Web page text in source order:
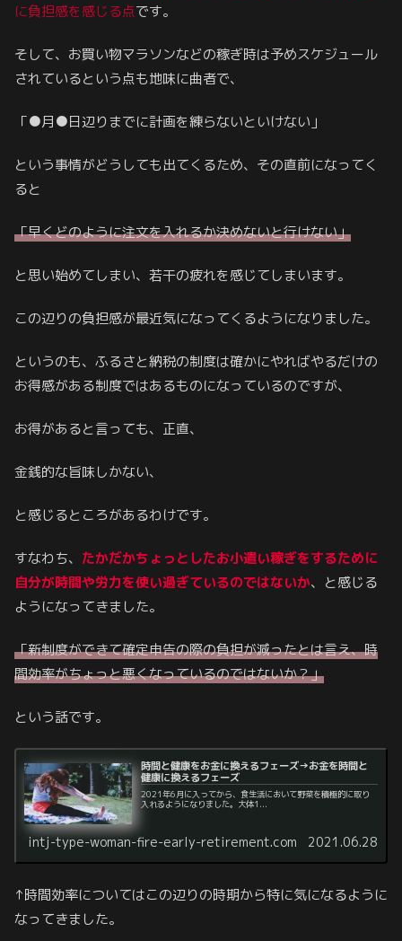
に負担感を感じる点です。
そして、お買い物マラソンなどの稼ぎ時は予めスケジュール
されているという点も地味に曲者で、
「●月●日辺りまでに計画を練らないといけない」
という事情がどうしても出てくるため、その直前になってく
ると
「早くどのように注文を入れるか決めないと行けない」
と思い始めてしまい、若干の疲れを感じてしまいます。
この辺りの負担感が最近気になってくるようになりました。
というのも、ふるさと納税の制度は確かにやればやるだけの
お得感がある制度ではあるものになっているのですが、
お得があると言っても、正直、
金銭的な旨味しかない、
と感じるところがあるわけです。
すなわち、 たかだかちょっとしたお小遣い稼ぎをするために
自分が時間や労力を使い過ぎているのではないか、と感じる
ようになってきました。
「新制度ができて確定申告の際の負担が減ったとは言え、時
間効率がちょっと悪くなっているのではないか？」
という話です。
時間と健康をお金に換えるフェーズ→お金を時間と
健康に換えるフェーズ
2021年6月に入ってから、食生活において野菜を積極的に取り
入れるようになりました。大体1...
intj-type-woman-fire-early-retirement.com 2021.06.28
↑時間効率についてはこの辺りの時期から特に気になるように
なってきました。